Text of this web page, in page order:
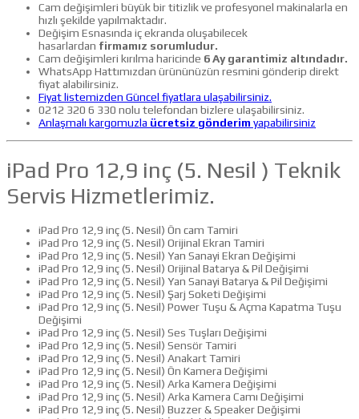
Cam değişimleri büyük bir titizlik ve profesyonel makinalarla en
hızlı şekilde yapılmaktadır.
Değişim Esnasında iç ekranda oluşabilecek
hasarlardan firmamız sorumludur.
Cam değişimleri kırılma haricinde 6 Ay garantimiz altındadır.
WhatsApp Hattımızdan ürününüzün resmini gönderip direkt
fiyat alabilirsiniz.
Fiyat listemizden Güncel fiyatlara ulaşabilirsiniz.
0212 320 6 330 nolu telefondan bizlere ulaşabilirsiniz.
Anlaşmalı kargomuzla ücretsiz gönderim yapabilirsiniz
iPad Pro 12,9 inç (5. Nesil ) Teknik
Servis Hizmetlerimiz.
iPad Pro 12,9 inç (5. Nesil) Ön cam Tamiri
iPad Pro 12,9 inç (5. Nesil) Orijinal Ekran Tamiri
iPad Pro 12,9 inç (5. Nesil) Yan Sanayi Ekran Değişimi
iPad Pro 12,9 inç (5. Nesil) Orijinal Batarya & Pil Değişimi
iPad Pro 12,9 inç (5. Nesil) Yan Sanayi Batarya & Pil Değişimi
iPad Pro 12,9 inç (5. Nesil) Şarj Soketi Değişimi
iPad Pro 12,9 inç (5. Nesil) Power Tuşu & Açma Kapatma Tuşu
Değişimi
iPad Pro 12,9 inç (5. Nesil) Ses Tuşları Değişimi
iPad Pro 12,9 inç (5. Nesil) Sensör Tamiri
iPad Pro 12,9 inç (5. Nesil) Anakart Tamiri
iPad Pro 12,9 inç (5. Nesil) Ön Kamera Değişimi
iPad Pro 12,9 inç (5. Nesil) Arka Kamera Değişimi
iPad Pro 12,9 inç (5. Nesil) Arka Kamera Camı Değişimi
iPad Pro 12,9 inç (5. Nesil) Buzzer & Speaker Değişimi